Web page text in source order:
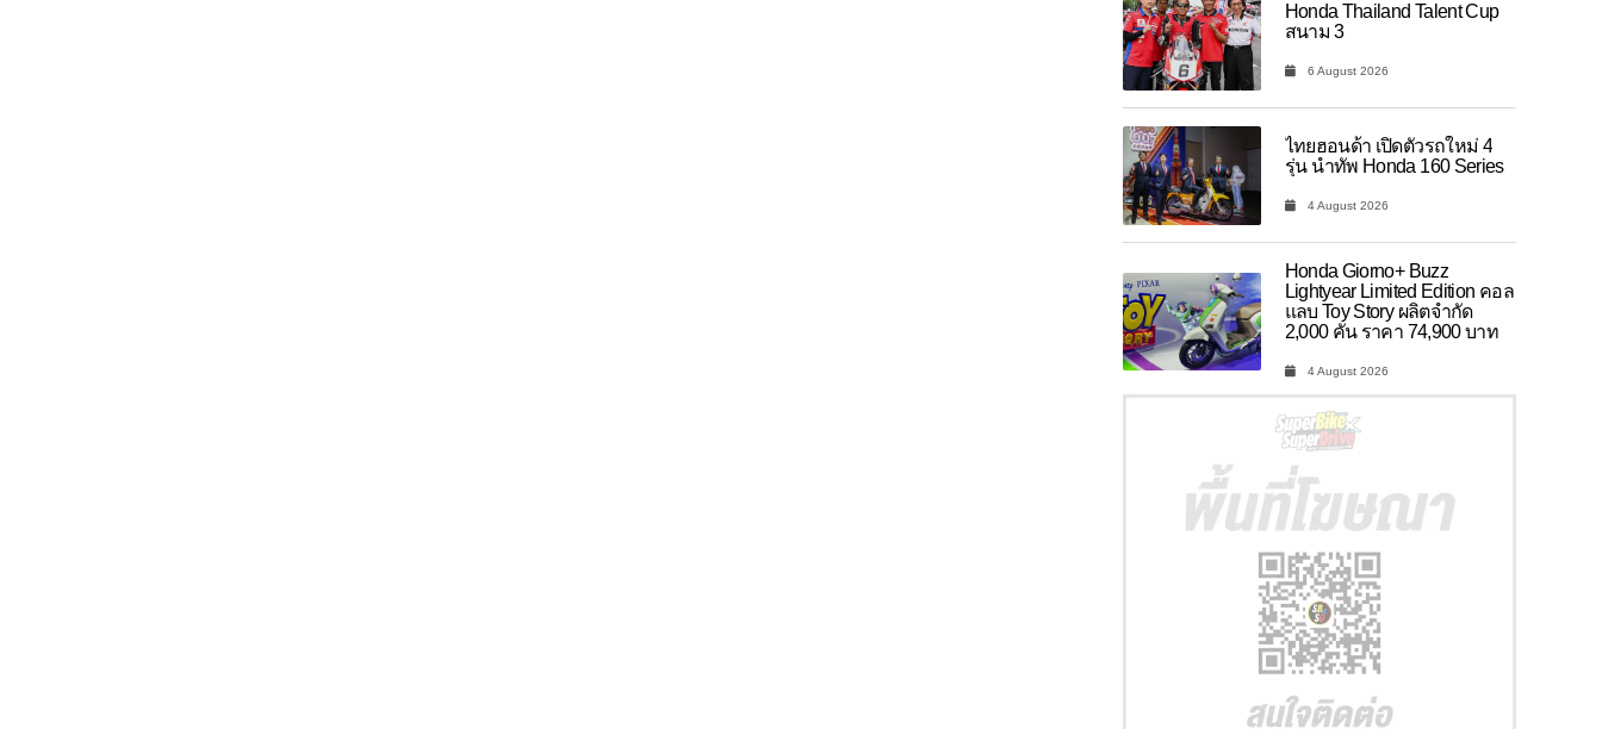
Honda Thailand Talent Cup
สนาม 3
6 August 2026
ไทยฮอนด้า เปิดตัวรถใหม่ 4
รุ่น นำทัพ Honda 160 Series
4 August 2026
Honda Giorno+ Buzz
Lightyear Limited Edition คอล
แลบ Toy Story ผลิตจำกัด
2,000 คัน ราคา 74,900 บาท
4 August 2026